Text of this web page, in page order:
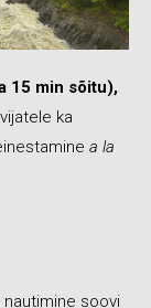
15 min sõitu),
ka
a la
nautimine soovi